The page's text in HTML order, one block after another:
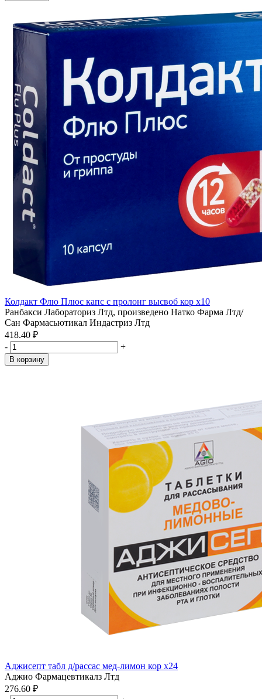
Колдакт Флю Плюс капс с пролонг высвоб кор x10
Ранбакси Лабораториз Лтд, произведено Натко Фарма Лтд/
Сан Фармасьютикал Индастриз Лтд
418.40 ₽
-
+
В корзину
Аджисепт табл д/рассас мед-лимон кор x24
Аджио Фармацевтикалз Лтд
276.60 ₽